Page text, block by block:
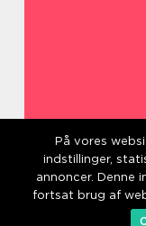
På vores
indstillinger,
annoncer. Denne
fortsat brug af